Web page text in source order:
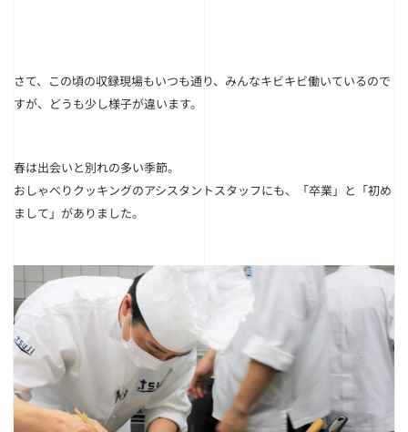
さて、この頃の収録現場もいつも通り、みんなキビキビ働いているので
すが、 どうも少し様子が違います。
春は出会いと別れの多い季節。
おしゃべりクッキングのアシスタントスタッフにも、「卒業」と「初め
まして」がありました。